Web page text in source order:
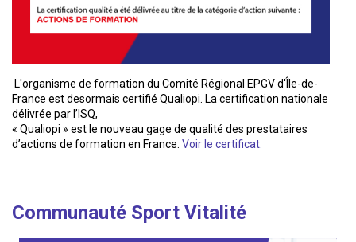
L'organisme de formation du Comité Régional EPGV d'Île-de-
France est desormais certifié Qualiopi. La certification nationale
délivrée par l’ISQ,
« Qualiopi » est le nouveau gage de qualité des prestataires
d’actions de formation en France. Voir le certificat.
Communauté Sport Vitalité